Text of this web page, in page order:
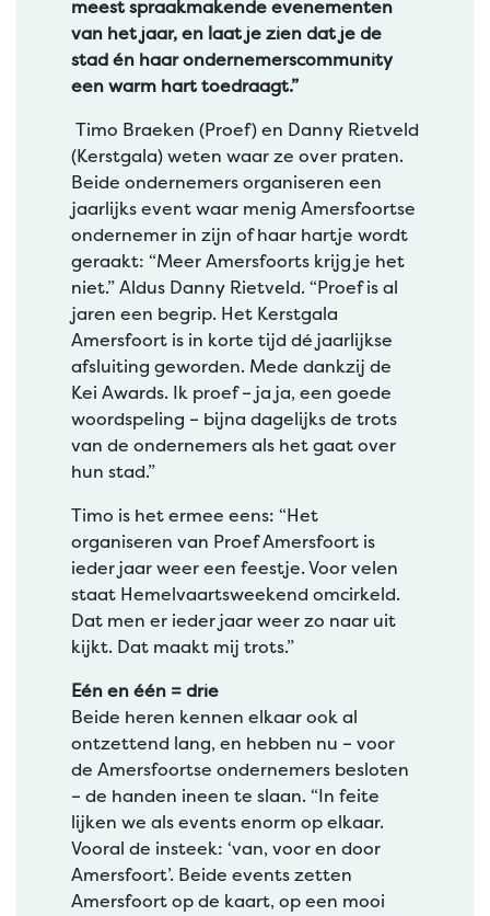
meest spraakmakende evenementen
van het jaar, en laat je zien dat je de
stad én haar ondernemerscommunity
een warm hart toedraagt.”
Timo Braeken (Proef) en Danny Rietveld
(Kerstgala) weten waar ze over praten.
Beide ondernemers organiseren een
jaarlijks event waar menig Amersfoortse
ondernemer in zijn of haar hartje wordt
geraakt: “Meer Amersfoorts krijg je het
niet.” Aldus Danny Rietveld. “Proef is al
jaren een begrip. Het Kerstgala
Amersfoort is in korte tijd dé jaarlijkse
afsluiting geworden. Mede dankzij de
Kei Awards. Ik proef – ja ja, een goede
woordspeling – bijna dagelijks de trots
van de ondernemers als het gaat over
hun stad.”
Timo is het ermee eens: “Het
organiseren van Proef Amersfoort is
ieder jaar weer een feestje. Voor velen
staat Hemelvaartsweekend omcirkeld.
Dat men er ieder jaar weer zo naar uit
kijkt. Dat maakt mij trots.”
Eén en één = drie
Beide heren kennen elkaar ook al
ontzettend lang, en hebben nu – voor
de Amersfoortse ondernemers besloten
– de handen ineen te slaan. “In feite
lijken we als events enorm op elkaar.
Vooral de insteek: ‘van, voor en door
Amersfoort’. Beide events zetten
Amersfoort op de kaart, op een mooi